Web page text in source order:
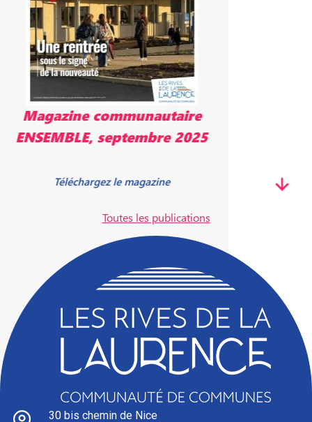
30 bis chemin de Nice
Magazine communautaire
ENSEMBLE, mai 2025
Télécharger le magazine
Toutes les publications